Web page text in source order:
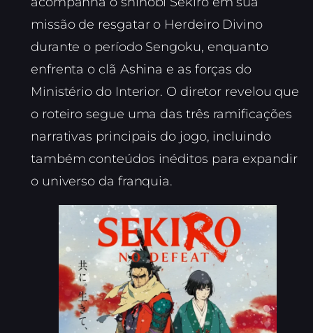
missão de resgatar o Herdeiro Divino
durante o período Sengoku, enquanto
enfrenta o clã Ashina e as forças do
Ministério do Interior. O diretor revelou que
o roteiro segue uma das três ramificações
narrativas principais do jogo, incluindo
também conteúdos inéditos para expandir
o universo da franquia.